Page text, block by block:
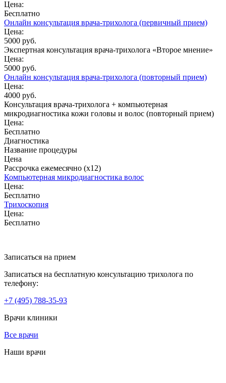
Цена:
Бесплатно
Онлайн консультация врача-трихолога (первичный прием)
Цена:
5000 руб.
Экспертная консультация врача-трихолога «Второе мнение»
Цена:
5000 руб.
Онлайн консультация врача-трихолога (повторный прием)
Цена:
4000 руб.
Консультация врача-трихолога + компьютерная
микродиагностика кожи головы и волос (повторный прием)
Цена:
Бесплатно
Диагностика
Название процедуры
Цена
Рассрочка ежемесячно (x12)
Компьютерная микродиагностика волос
Цена:
Бесплатно
Трихоскопия
Цена:
Бесплатно
Записаться на прием
Записаться на бесплатную консультацию трихолога по
телефону:
+7 (495) 788-35-93
Врачи клиники
Все врачи
Наши врачи